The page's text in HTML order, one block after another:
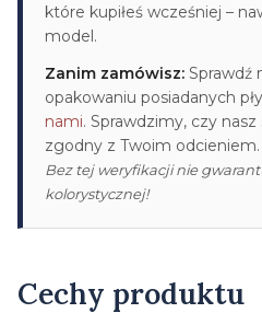
które kupiłeś wcześniej –
model.
Zanim zamówisz: Sprawdź
opakowaniu posiadanych
nami. Sprawdzimy, czy
zgodny z Twoim odcieniem.
Bez tej weryfikacji nie
kolorystycznej!
Cechy produktu